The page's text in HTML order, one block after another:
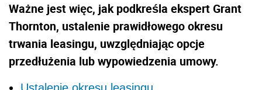
Ważne jest więc, jak podkreśla ekspert Grant
Thornton, ustalenie prawidłowego okresu
trwania leasingu, uwzględniając opcje
przedłużenia lub wypowiedzenia umowy.